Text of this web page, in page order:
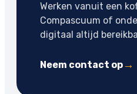
Werken vanuit een
Compascuum of
digitaal altijd
Neem contact op